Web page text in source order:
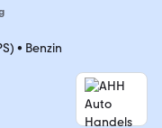
• Benzin